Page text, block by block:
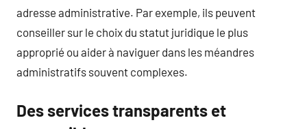
adresse administrative. Par exemple, ils peuvent
conseiller sur le choix du statut juridique le plus
approprié ou aider à naviguer dans les méandres
administratifs souvent complexes.
Des services transparents et